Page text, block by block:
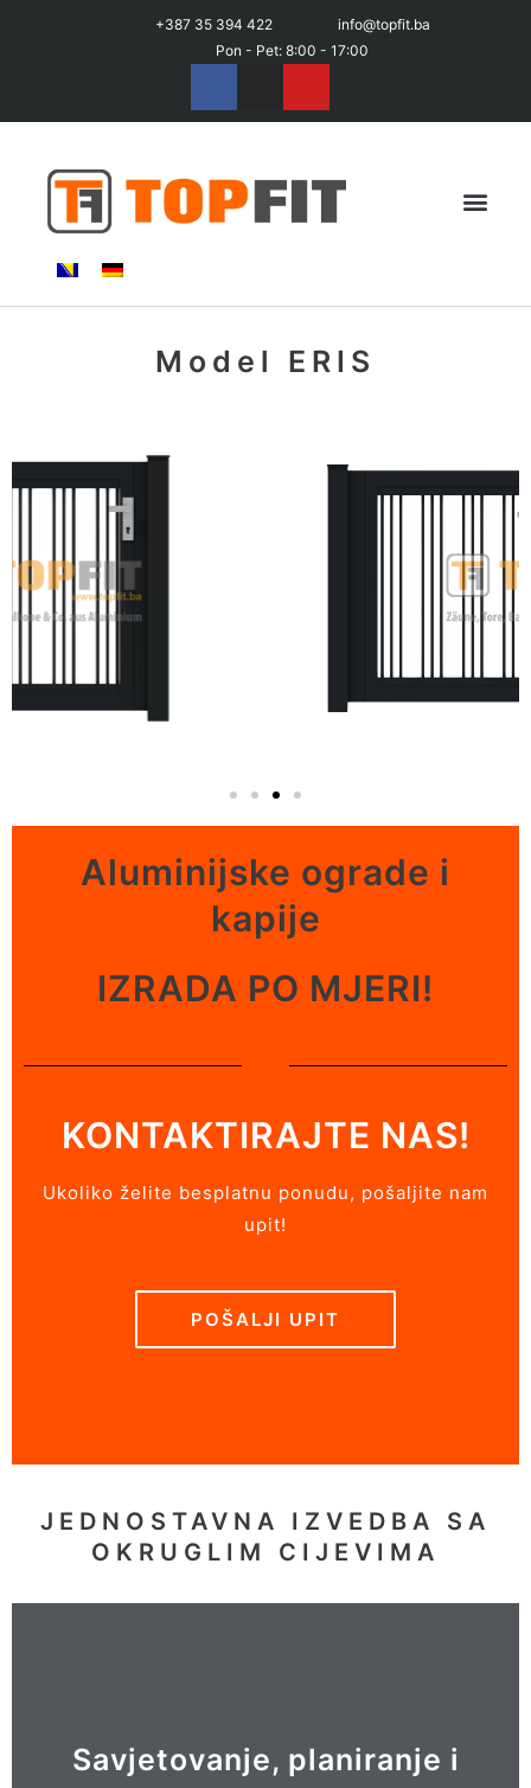
+387 35 394 422
info@topfit.ba
Pon - Pet: 8:00 - 17:00
Model ERIS
Aluminijske ograde i
kapije
IZRADA PO MJERI!
KONTAKTIRAJTE NAS!
Ukoliko želite besplatnu ponudu, pošaljite nam
upit!
POŠALJI UPIT
JEDNOSTAVNA IZVEDBA SA
OKRUGLIM CIJEVIMA
Savjetovanje, planiranje i
Veliki izbor dodatne opreme i pribora!